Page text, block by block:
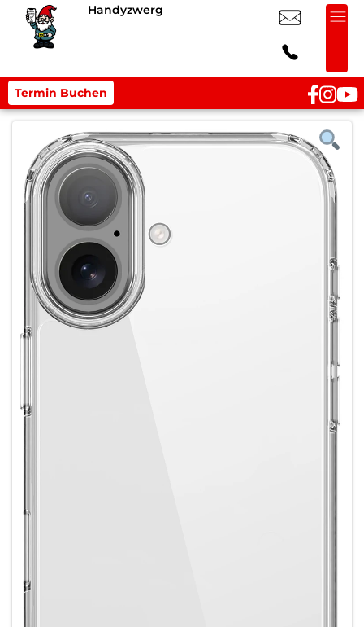
Handyzwerg
Termin Buchen